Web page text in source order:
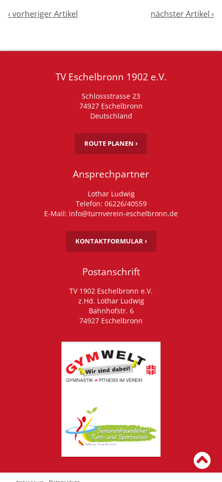
‹ vorheriger Artikel nächster Artikel ›
TV Eschelbronn 1902 e.V.
Schlossstrasse 23
74927 Eschelbronn
Deutschland
ROUTE PLANEN ›
Ansprechpartner
Lothar Ludwig
Telefon: 06226/40559
E-Mail: info@turnverein-eschelbronn.de
KONTAKTFORMULAR ›
Postanschrift
TV 1902 Eschelbronn e.V.
z.Hd. Lothar Ludwig
Bahnhofstr. 6
74927 Eschelbronn